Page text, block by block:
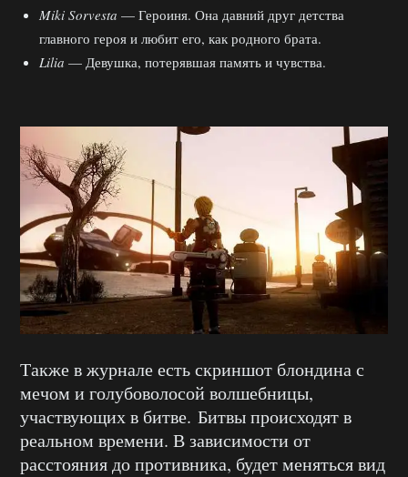
Miki Sorvesta — Героиня. Она давний друг детства
главного героя и любит его, как родного брата.
Lilia — Девушка, потерявшая память и чувства.
Также в журнале есть скриншот блондина с
мечом и голубоволосой волшебницы,
участвующих в битве. Битвы происходят в
реальном времени. В зависимости от
расстояния до противника, будет меняться вид